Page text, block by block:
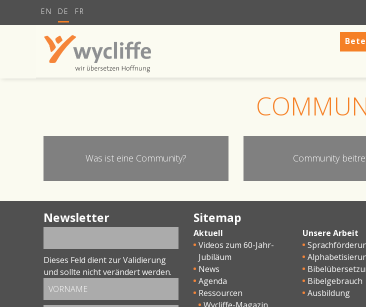
EN DE FR
Was ist eine Community? Community
Newsletter
Dieses Feld dient zur Validierung
und sollte nicht verändert werden.
Sitemap
Aktuell
Videos zum 60-Jahr-
Jubiläum
News
Agenda
Ressourcen
Unsere Arbeit
Bibelgebrauch
Ausbildung